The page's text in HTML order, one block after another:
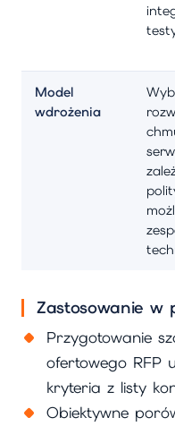
Model
wdrożenia
Zastosowanie w
Przygotowanie
ofertowego RFP
kryteria z listy
Obiektywne